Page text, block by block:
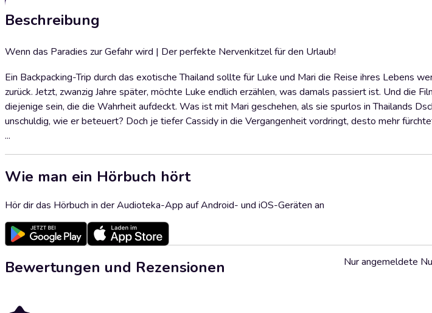
Beschreibung
Wenn das Paradies zur Gefahr wird | Der perfekte Nervenkitzel für den Urlaub!
Ein Backpacking-Trip durch das exotische Thailand sollte für Luke und Mari die Reise ihres Lebens
zurück. Jetzt, zwanzig Jahre später, möchte Luke endlich erzählen, was damals passiert ist. Und die
diejenige sein, die die Wahrheit aufdeckt. Was ist mit Mari geschehen, als sie spurlos in Thailands
unschuldig, wie er beteuert? Doch je tiefer Cassidy in die Vergangenheit vordringt, desto mehr
...
Wie man ein Hörbuch hört
Hör dir das Hörbuch in der Audioteka-App auf Android- und iOS-Geräten an
Bewertungen und Rezensionen Nur angemeldete